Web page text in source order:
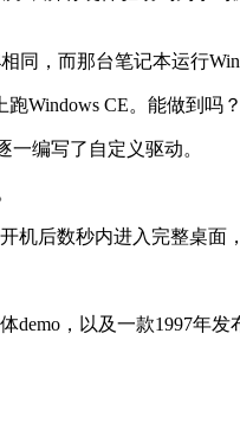
，而那台笔记本运行
Windows CE。能做到吗
一编写了自定义驱动。
机后数秒内进入完整桌面
，以及一款1997年